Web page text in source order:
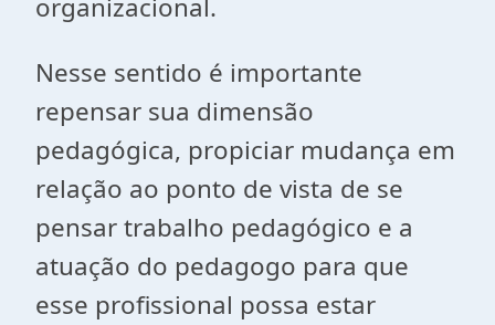
organizacional.
Nesse sentido é importante
repensar sua dimensão
pedagógica, propiciar mudança em
relação ao ponto de vista de se
pensar trabalho pedagógico e a
atuação do pedagogo para que
esse profissional possa estar